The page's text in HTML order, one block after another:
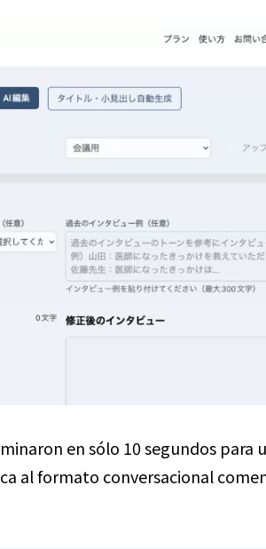
en sólo 10 segundos para
al formato conversacional